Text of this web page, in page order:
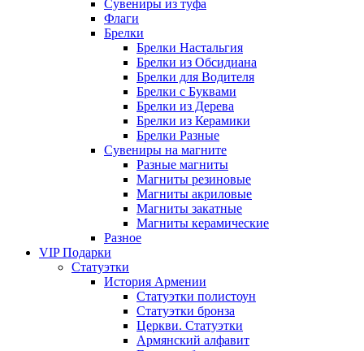
Сувениры из туфа
Флаги
Брелки
Брелки Настальгия
Брелки из Обсидиана
Брелки для Водителя
Брелки с Буквами
Брелки из Дерева
Брелки из Керамики
Брелки Разные
Сувениры на магните
Разные магниты
Магниты резиновые
Магниты акриловые
Магниты закатные
Магниты керамические
Разное
VIP Подарки
Статуэтки
История Армении
Статуэтки полистоун
Статуэтки бронза
Церкви. Статуэтки
Армянский алфавит